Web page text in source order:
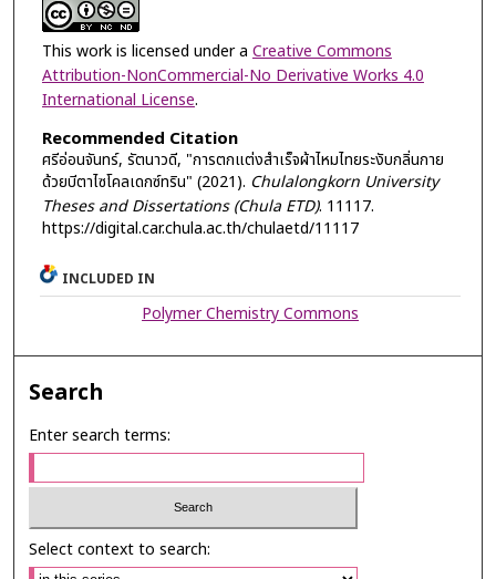
This work is licensed under a Creative Commons
Attribution-NonCommercial-No Derivative Works 4.0
International License.
Recommended Citation
ศรีอ่อนจันทร์, รัตนาวดี, "การตกแต่งสำเร็จผ้าไหมไทยระงับกลิ่นกาย
ด้วยบีตาไซโคลเดกซ์ทริน" (2021). Chulalongkorn University
Theses and Dissertations (Chula ETD). 11117.
https://digital.car.chula.ac.th/chulaetd/11117
INCLUDED IN
Polymer Chemistry Commons
Search
Enter search terms:
Select context to search: